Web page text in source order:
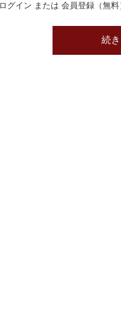
ログイン または 会員登録（無
続